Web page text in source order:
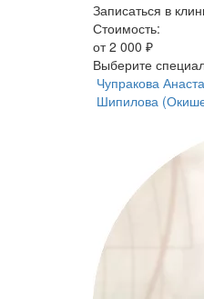
Записаться в
Стоимость:
от 2 000 ₽
Выберите
Чупракова
Шипилова